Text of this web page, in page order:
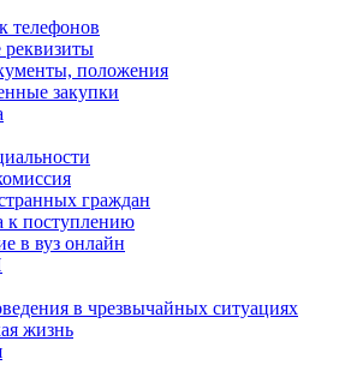
телефонов
положения
закупки
граждан
к поступлению
в вуз онлайн
в чрезвычайных ситуациях
жизнь